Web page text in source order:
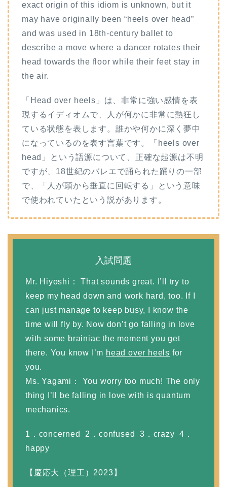
exact origin of this idiom is unknown, but it
may have originally been “heels over head”
and was used in 18th-century ballet to
describe a move where a dancer rotates their
head towards the floor while their feet stay in
the air.
「Head over heels」は、非常に強い感情を表
現するイディオムで、人が何かに非常に熱狂し
ている状態を表します。誰かや何かに深く夢中
になっているのを表す言葉です。「heels over
head」という語源について、正確な起源は不明
ですが、18世紀のバレエで踊られた踊りの一部
で、「人が頭から垂直に回転する」という意味
で使われていたという説があります。
入試問題
Mr. Hiyoshi： That sounds great. I’ll try to
keep my head down and work hard, too. If I
can just manage to keep busy, I know the
time will fly by. Now don’t go falling in love
with some brainiac the moment you get
there. You know I’m head over heels for
you.
Ms. Yagami： You worry too much! The only
thing I’ll be falling in love with is quantum
mechanics.
1．concerned 2．confused 3．crazy 4．
happy
【慶応大（理工）2023】